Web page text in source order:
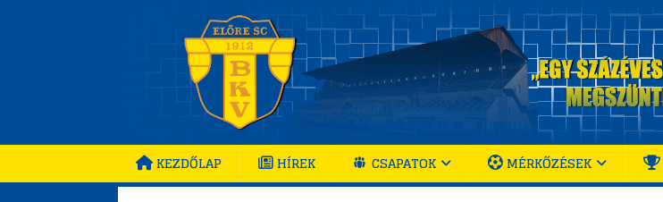
KEZDŐLAP HÍREK CSAPATOK MÉRKŐZÉSEK